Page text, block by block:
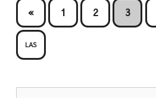
« 1 2 3
LAS